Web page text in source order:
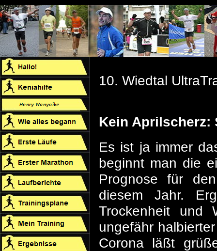
10. Wiedtal
Kein Aprilscherz:
Es ist ja immer
beginnt man die
Prognose für
diesem Jahr.
Trockenheit
ungefähr
Corona läßt